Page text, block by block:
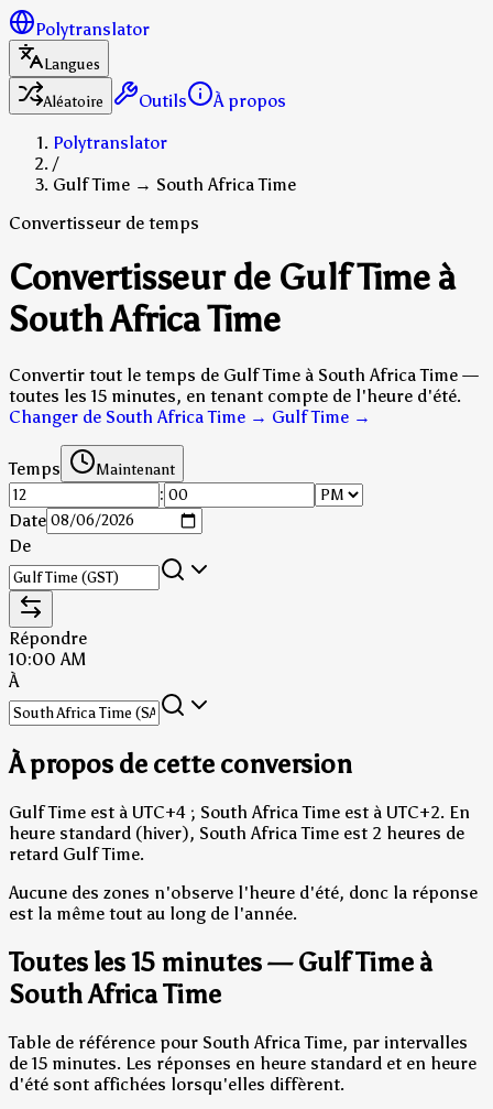
Polytranslator
Langues
Aléatoire
Outils
À propos
Polytranslator
/
Gulf Time → South Africa Time
Convertisseur de temps
Convertisseur de Gulf Time à
South Africa Time
Convertir tout le temps de Gulf Time à South Africa Time —
toutes les 15 minutes, en tenant compte de l'heure d'été.
Changer de South Africa Time → Gulf Time →
Temps Maintenant
:
Date
De
Répondre
10:00 AM
À
À propos de cette conversion
Gulf Time est à UTC+4 ; South Africa Time est à UTC+2. En
heure standard (hiver), South Africa Time est 2 heures de
retard Gulf Time.
Aucune des zones n'observe l'heure d'été, donc la réponse
est la même tout au long de l'année.
Toutes les 15 minutes — Gulf Time à
South Africa Time
Table de référence pour South Africa Time, par intervalles
de 15 minutes. Les réponses en heure standard et en heure
d'été sont affichées lorsqu'elles diffèrent.